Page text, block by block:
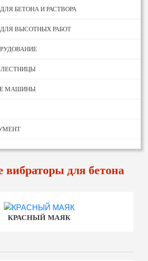
БЕТОНА И РАСТВОРА
ВЫСОТНЫХ РАБОТ
ЛЕСТНИЦЫ
МАШИНЫ
вибраторы для бетона
КРАСНЫЙ МАЯК